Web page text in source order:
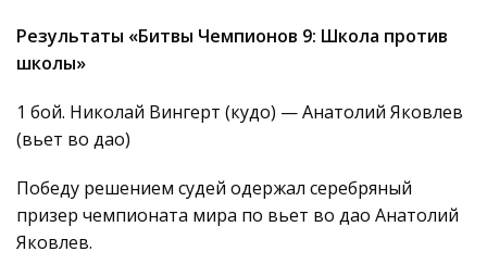
Результаты «Битвы Чемпионов 9: Школа против
школы»
1 бой. Николай Вингерт (кудо) — Анатолий Яковлев
(вьет во дао)
Победу решением судей одержал серебряный
призер чемпионата мира по вьет во дао Анатолий
Яковлев.